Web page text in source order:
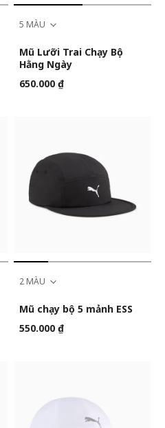
5 MÀU
Mũ Lưỡi Trai Chạy Bộ
Hằng Ngày
650.000 ₫
2 MÀU
Mũ chạy bộ 5 mảnh ESS
550.000 ₫